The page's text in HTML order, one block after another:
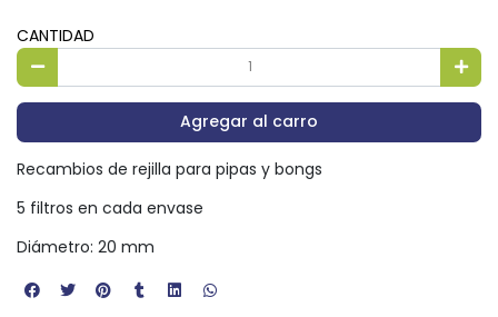
CANTIDAD
Agregar al carro
Recambios de rejilla para pipas y bongs
5 filtros en cada envase
Diámetro: 20 mm